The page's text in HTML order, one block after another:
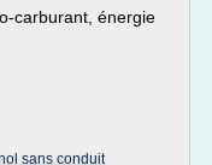
carburant, énergie
sans conduit